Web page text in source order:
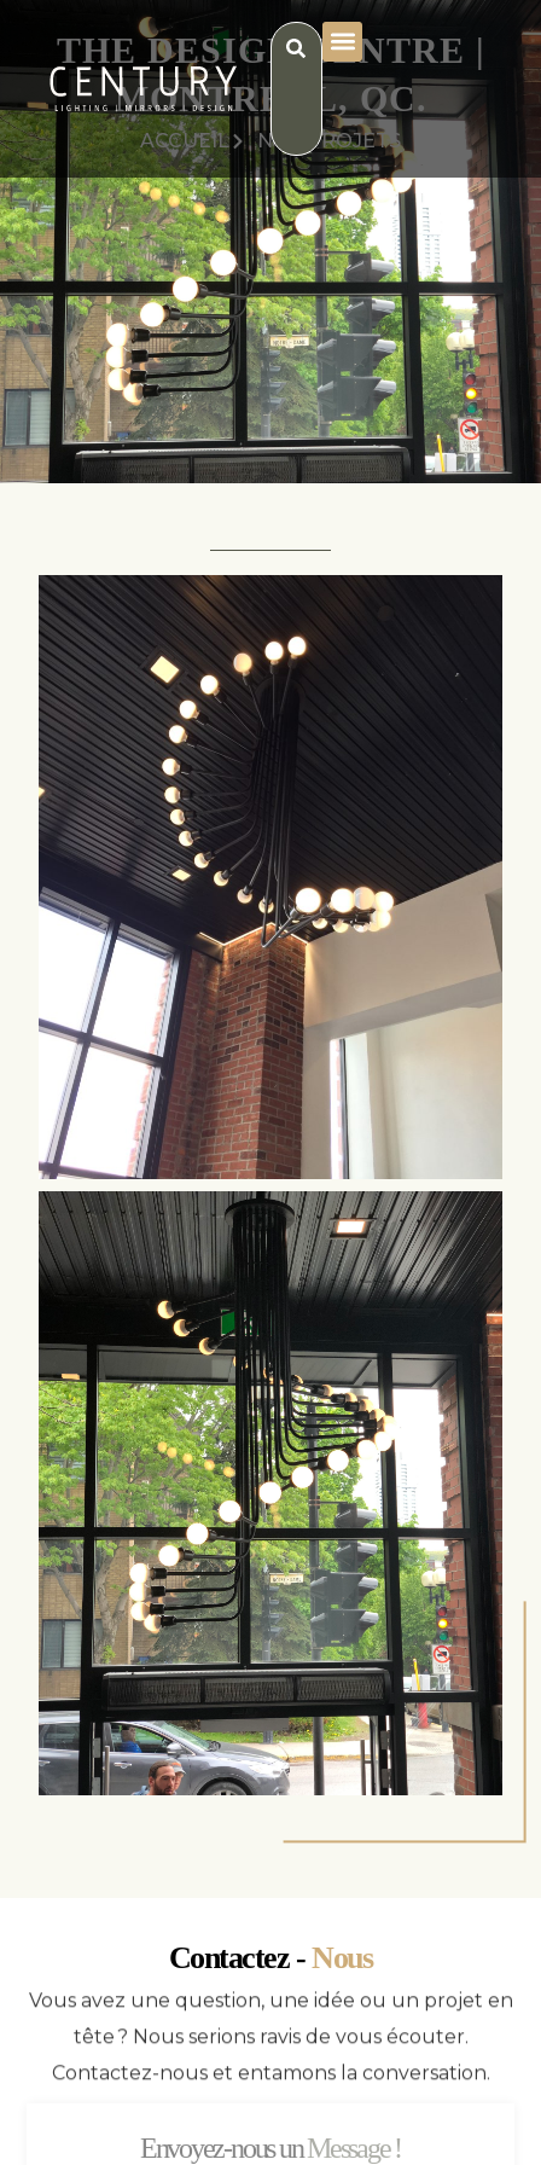
THE DESIGN CENTRE |
MONTREAL, QC.
ACCUEIL NOS PROJETS
Contactez -Nous
Vous avez une question, une idée ou un projet en
tête ? Nous serions ravis de vous écouter.
Contactez-nous et entamons la conversation.
Envoyez-nous unMessage !